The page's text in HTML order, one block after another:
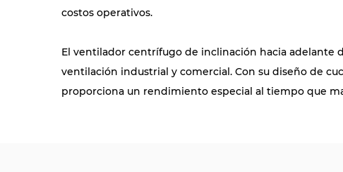
costos operativos.
El ventilador centrífugo de inclinación hacia adelante
ventilación industrial y comercial. Con su diseño de
proporciona un rendimiento especial al tiempo que